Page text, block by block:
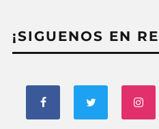
¡SIGUENOS EN